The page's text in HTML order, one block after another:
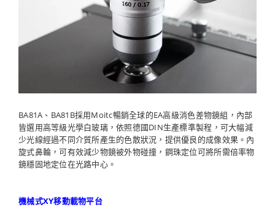
BA81A、BA81B採用Moitc暢銷全球的EA高級消色差物鏡組，內部
皆選用高等級光學白玻璃，依照德國DIN生產標準製程，可大幅減
少光線經過不同介質所產生的色散狀況，提供優良的成像效果。內
旋式鼻輪，可有效減少物鏡被外物碰撞，鋼珠定位可將所需倍率物
鏡穩固地定位在光路中心。
機械式XY移動載物平台